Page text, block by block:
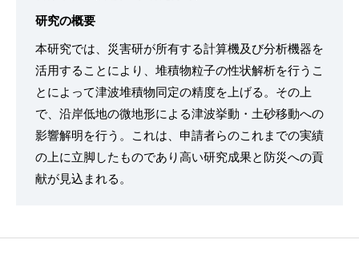
研究の概要
本研究では、災害研が所有する計算機及び分析機器を
活⽤することにより、堆積物粒子の性状解析を行うこ
とによって津波堆積物同定の精度を上げる。その上
で、沿岸低地の微地形による津波挙動・土砂移動への
影響解明を⾏う。これは、申請者らのこれまでの実績
の上に⽴脚したものであり⾼い研究成果と防災への貢
献が⾒込まれる。